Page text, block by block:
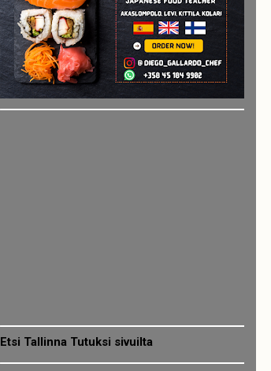
Etsi Tallinna Tutuksi sivuilta